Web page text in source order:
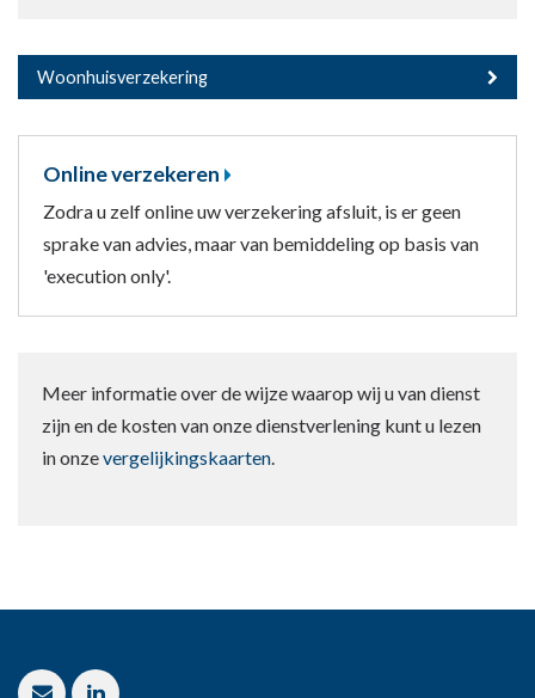
Woonhuisverzekering
Online verzekeren
Zodra u zelf online uw verzekering afsluit, is er geen
sprake van advies, maar van bemiddeling op basis van
'execution only'.
Meer informatie over de wijze waarop wij u van dienst
zijn en de kosten van onze dienstverlening kunt u lezen
in onzevergelijkingskaarten.